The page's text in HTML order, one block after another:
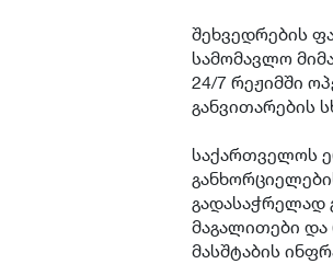
შეხვედრების
სამომავლო
24/7 რეჟიმში
განვითარების
საქართველოს
გადასაჭრელად
მაგალითები და
მასშტაბის